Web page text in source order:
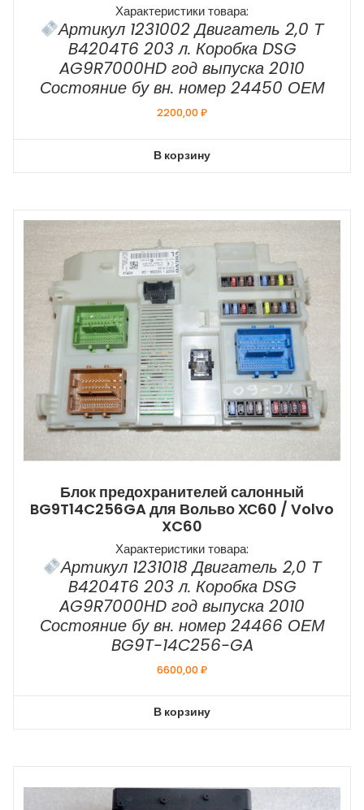
Характеристики товара:
Артикул 1231002 Двигатель 2,0 Т
B4204T6 203 л. Коробка DSG
AG9R7000HD год выпуска 2010
Состояние бу вн. номер 24450 ОЕМ
2200,00₽
В корзину
Блок предохранителей салонный
BG9T14C256GA для Вольво ХС60 / Volvo
XC60
Характеристики товара:
Артикул 1231018 Двигатель 2,0 Т
B4204T6 203 л. Коробка DSG
AG9R7000HD год выпуска 2010
Состояние бу вн. номер 24466 ОЕМ
BG9T-14C256-GA
6600,00₽
В корзину